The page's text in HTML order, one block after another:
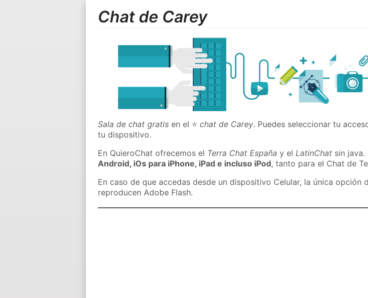
Chat de Carey
Sala de chat gratis en el ⭐chat de Carey. Puedes seleccionar tu
tu dispositivo.
En QuieroChat ofrecemos el Terra Chat España y elLatinChat sin
Android, iOs para iPhone, iPad e incluso iPod, tanto para el Chat de
En caso de que accedas desde un dispositivo Celular, la única
reproducen Adobe Flash.